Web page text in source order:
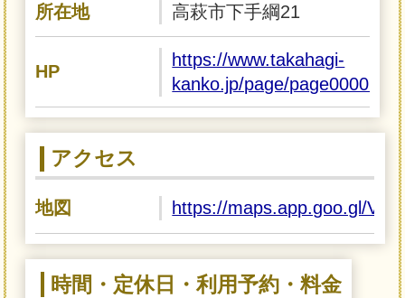
所在地 高萩市下手綱21
HP
https://www.takahagi-
kanko.jp/page/
アクセス
地図 https://maps.app.goo.gl/
時間・定休日・利用予約・料金